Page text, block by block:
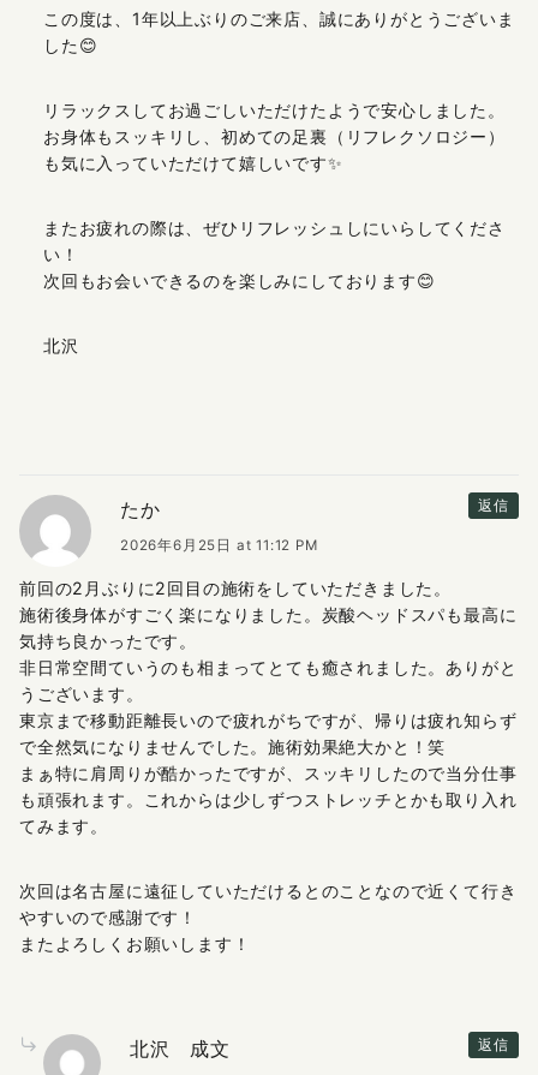
この度は、1年以上ぶりのご来店、誠にありがとうございま
した😊
リラックスしてお過ごしいただけたようで安心しました。
お身体もスッキリし、初めての足裏（リフレクソロジー）
も気に入っていただけて嬉しいです✨
またお疲れの際は、ぜひリフレッシュしにいらしてくださ
い！
次回もお会いできるのを楽しみにしております😊
北沢
返信
たか
2026年6月25日 at 11:12 PM
前回の2月ぶりに2回目の施術をしていただきました。
施術後身体がすごく楽になりました。炭酸ヘッドスパも最高に
気持ち良かったです。
非日常空間ていうのも相まってとても癒されました。ありがと
うございます。
東京まで移動距離長いので疲れがちですが、帰りは疲れ知らず
で全然気になりませんでした。施術効果絶大かと！笑
まぁ特に肩周りが酷かったですが、スッキリしたので当分仕事
も頑張れます。これからは少しずつストレッチとかも取り入れ
てみます。
次回は名古屋に遠征していただけるとのことなので近くて行き
やすいので感謝です！
またよろしくお願いします！
返信
北沢 成文